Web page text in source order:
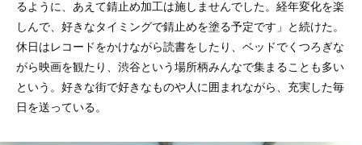
るように、あえて錆止め加工は施しませんでした。経年変化を楽
しんで、好きなタイミングで錆止めを塗る予定です」と続けた。
休日はレコードをかけながら読書をしたり、ベッドでくつろぎな
がら映画を観たり、渋谷という場所柄みんなで集まることも多い
という。好きな街で好きなものや人に囲まれながら、充実した毎
日を送っている。